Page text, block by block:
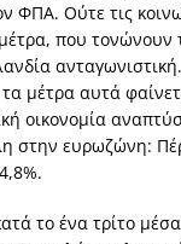
ΦΠΑ. Ούτε τις
που τονώνουν
ανταγωνιστική.
μέτρα αυτά
οικονομία
στην ευρωζώνη:
το ένα τρίτο